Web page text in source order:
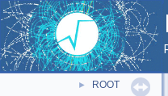
► readspeed
► tree
▼ treeplayer
▼ inc
► ROOT